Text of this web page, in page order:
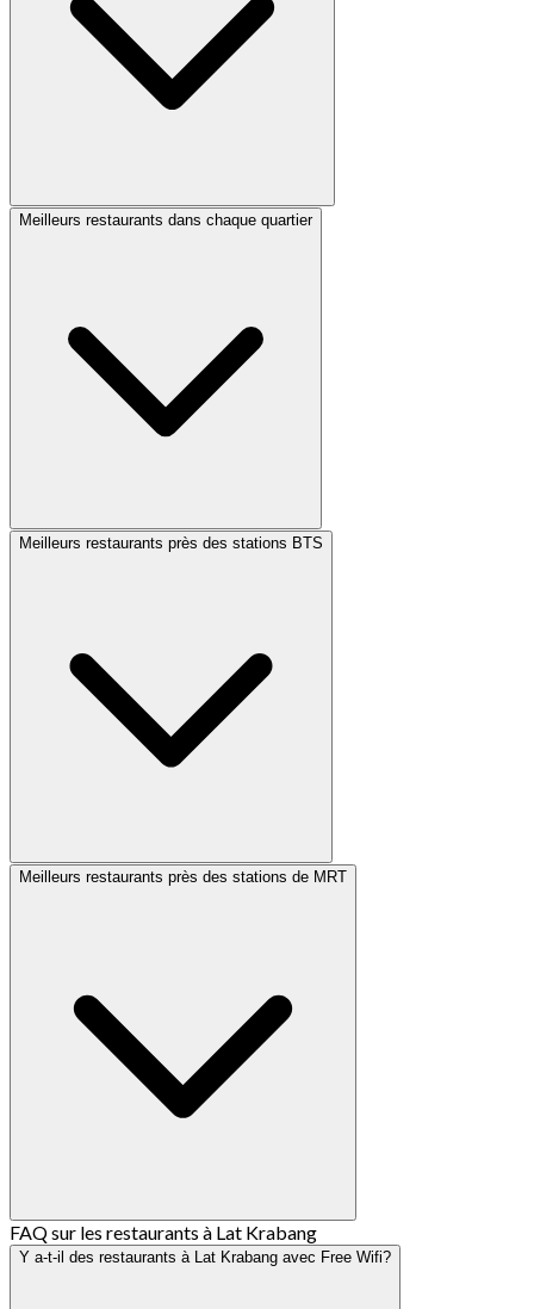
Meilleurs restaurants dans chaque quartier
Meilleurs restaurants près des stations BTS
Meilleurs restaurants près des stations de MRT
FAQ sur les restaurants à Lat Krabang
Y a-t-il des restaurants à Lat Krabang avec Free Wifi?